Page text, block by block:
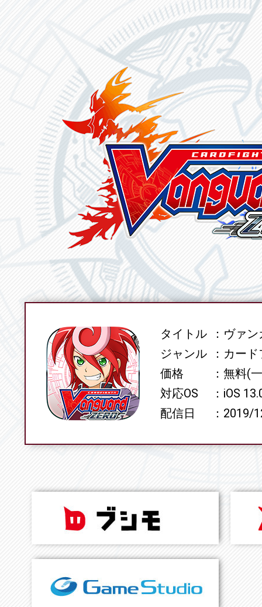
SPECタイトル
ヴァン
ジャンル
カード
価格
無料(
対応OS
iOS
配信日
2019/